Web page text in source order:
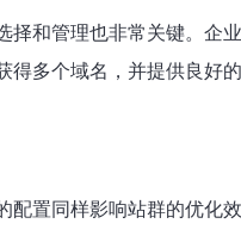
择和管理也非常关键。企
得多个域名，并提供良好
配置同样影响站群的优化